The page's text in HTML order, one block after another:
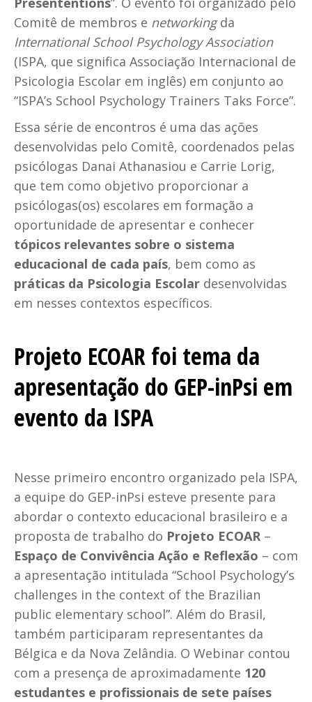
Comitê de membros e networkingda
International School Psychology Association
(ISPA, que significa Associação Internacional de
Psicologia Escolar em inglês) em conjunto ao
“ISPA’s School Psychology Trainers Taks Force”.
Essa série de encontros é uma das ações
desenvolvidas pelo Comitê, coordenados pelas
psicólogas Danai Athanasiou e Carrie Lorig,
que tem como objetivo proporcionar a
psicólogas(os) escolares em formação a
oportunidade de apresentar e conhecer
tópicos relevantes sobre o sistema
educacional de cada país, bem como as
práticas da Psicologia Escolar desenvolvidas
em nesses contextos específicos.
Projeto ECOAR foi tema da
apresentação do GEP-inPsi em
evento da ISPA
Nesse primeiro encontro organizado pela ISPA,
a equipe do GEP-inPsi esteve presente para
abordar o contexto educacional brasileiro e a
proposta de trabalho do Projeto ECOAR –
Espaço de Convivência Ação e Reflexão – com
a apresentação intitulada “School Psychology’s
challenges in the context of the Brazilian
public elementary school”. Além do Brasil,
também participaram representantes da
Bélgica e da Nova Zelândia. O Webinar contou
com a presença de aproximadamente 120
estudantes e profissionais de sete países